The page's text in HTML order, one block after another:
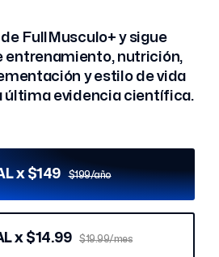
FullMusculo+ y sigue
entrenamiento, nutrición,
y estilo de vida
última evidencia científica.
x $149 $199/año
x $14.99 $19.99/mes